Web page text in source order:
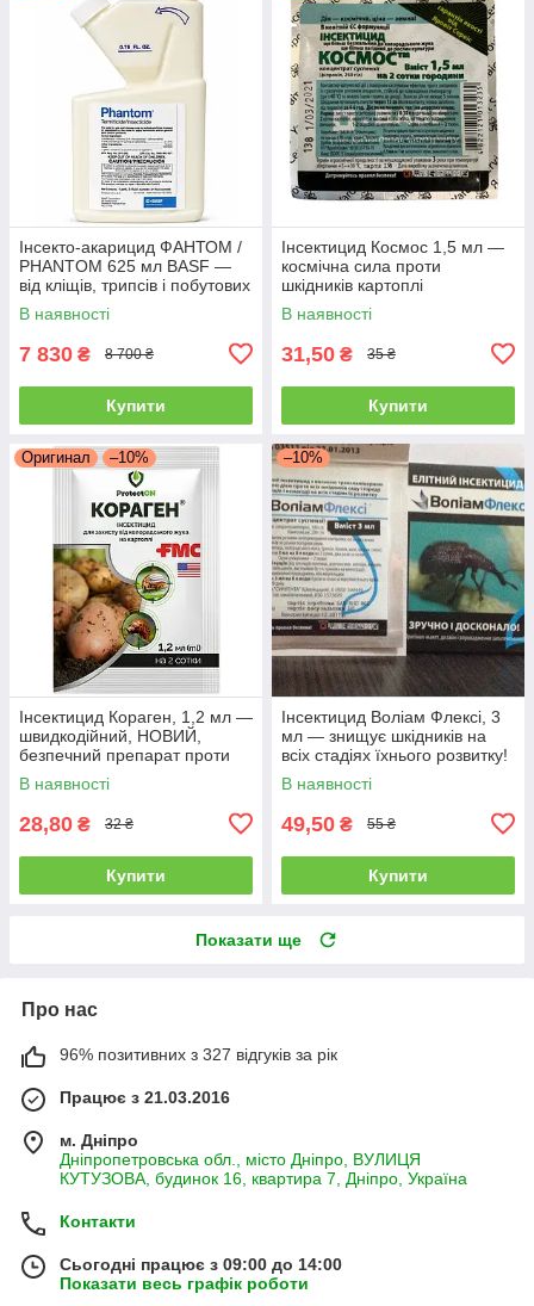
Інсекто-акарицид ФАНТОМ /
PHANTOM 625 мл BASF —
від кліщів, трипсів і побутових
шкідників
В наявності
7 830 ₴ 8 700 ₴
Купити
Інсектицид Космос 1,5 мл —
космічна сила проти
шкідників картоплі
(колорадський жук, дрот, тля)
В наявності
31,50 ₴ 35 ₴
Купити
Оригинал –10%
Інсектицид Кораген, 1,2 мл —
швидкодійний, НОВИЙ,
безпечний препарат проти
плодорубки та коларадського
жука
В наявності
28,80 ₴ 32 ₴
Купити
–10%
Інсектицид Воліам Флексі, 3
мл — знищує шкідників на
всіх стадіях їхнього розвитку!
В наявності
49,50 ₴ 55 ₴
Купити
Показати ще
Про нас
96% позитивних з 327 відгуків за рік
Працює з 21.03.2016
м. Дніпро
Дніпропетровська обл., місто Дніпро, ВУЛИЦЯ
КУТУЗОВА, будинок 16, квартира 7, Дніпро, Україна
Контакти
Сьогодні працює з 09:00 до 14:00
Показати весь графік роботи